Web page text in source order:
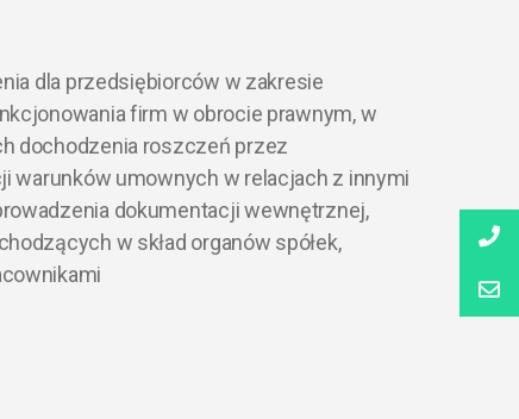
dla przedsiębiorców w zakresie
firm w obrocie prawnym, w
dochodzenia roszczeń przez
warunków umownych w relacjach z innymi
dokumentacji wewnętrznej,
w skład organów spółek,